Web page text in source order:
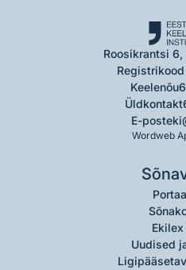
Roosikrantsi 6,
Keelenõu
Üldkontakt
E-post
Wordweb
Ekilex
Uudised